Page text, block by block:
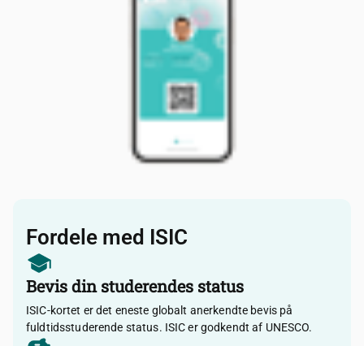
Fordele med ISIC
Bevis din studerendes status
ISIC-kortet er det eneste globalt anerkendte bevis på
fuldtidsstuderende status. ISIC er godkendt af UNESCO.